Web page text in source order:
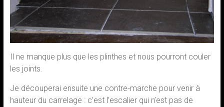
Il ne manque plus que les plinthes et nous pourront couler
les joints.
Je découperai ensuite une contre-marche pour venir à
hauteur du carrelage : c’est l’escalier qui n’est pas de